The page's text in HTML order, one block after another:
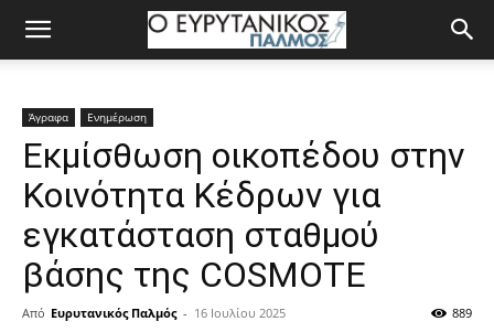
Άγραφα Ενημέρωση
Εκμίσθωση οικοπέδου στην
Κοινότητα Κέδρων για
εγκατάσταση σταθμού
βάσης της COSMOTE
Από Ευρυτανικός Παλμός - 16 Ιουλίου 2025 889